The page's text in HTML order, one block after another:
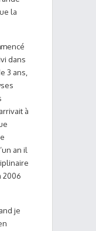
la
dans
3 ans,
à
an il
2006
je